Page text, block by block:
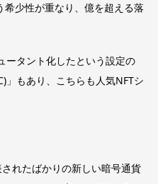
少性が重なり、億を超える落
ータント化したという設定の
」もあり、こちらも人気NFTシ
れたばかりの新しい暗号通貨